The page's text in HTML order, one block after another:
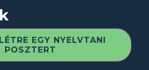
EGY NYELVTANI
POSZTERT